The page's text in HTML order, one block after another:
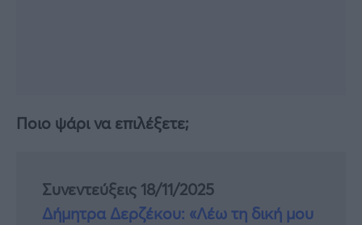
Ποιο ψάρι να επιλέξετε;
Συνεντεύξεις 18/11/2025
Δήμητρα Δερζέκου: «Λέω τη δική μου